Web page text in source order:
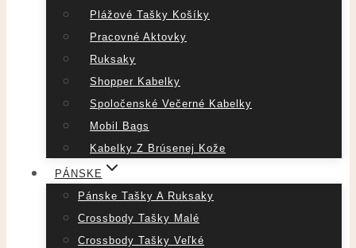
Plážové Tašky Košíky
Pracovné Aktovky
Ruksaky
Shopper Kabelky
Spoločenské Večerné Kabelky
Mobil Bags
Kabelky Z Brúsenej Kože
PÁNSKE
Pánske Tašky A Ruksaky
Crossbody Tašky Malé
Crossbody Tašky Veľké